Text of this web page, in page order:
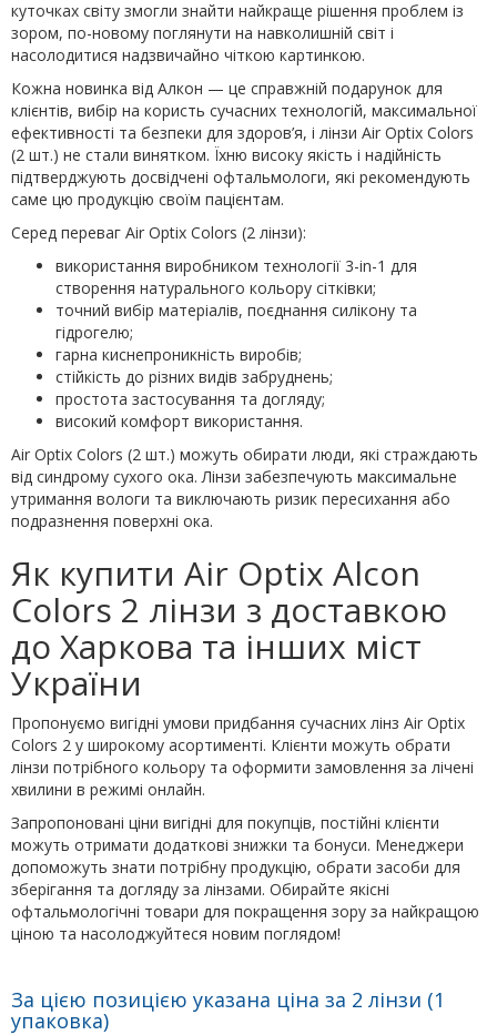
куточках світу змогли знайти найкраще рішення проблем із
зором, по-новому поглянути на навколишній світ і
насолодитися надзвичайно чіткою картинкою.
Кожна новинка від Алкон — це справжній подарунок для
клієнтів, вибір на користь сучасних технологій, максимальної
ефективності та безпеки для здоров’я, і лінзи Air Optix Colors
(2 шт.) не стали винятком. Їхню високу якість і надійність
підтверджують досвідчені офтальмологи, які рекомендують
саме цю продукцію своїм пацієнтам.
Серед переваг Air Optix Colors (2 лінзи):
використання виробником технології 3-in-1 для
створення натурального кольору сітківки;
точний вибір матеріалів, поєднання силікону та
гідрогелю;
гарна киснепроникність виробів;
стійкість до різних видів забруднень;
простота застосування та догляду;
високий комфорт використання.
Air Optix Colors (2 шт.) можуть обирати люди, які страждають
від синдрому сухого ока. Лінзи забезпечують максимальне
утримання вологи та виключають ризик пересихання або
подразнення поверхні ока.
Як купити Air Optix Alcon
Colors 2 лінзи з доставкою
до Харкова та інших міст
України
Пропонуємо вигідні умови придбання сучасних лінз Air Optix
Colors 2 у широкому асортименті. Клієнти можуть обрати
лінзи потрібного кольору та оформити замовлення за лічені
хвилини в режимі онлайн.
Запропоновані ціни вигідні для покупців, постійні клієнти
можуть отримати додаткові знижки та бонуси. Менеджери
допоможуть знати потрібну продукцію, обрати засоби для
зберігання та догляду за лінзами. Обирайте якісні
офтальмологічні товари для покращення зору за найкращою
ціною та насолоджуйтеся новим поглядом!
За цією позицією указана ціна за 2 лінзи (1
упаковка)